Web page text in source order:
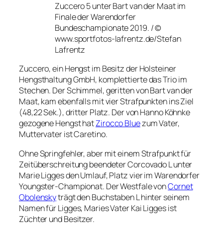
Zuccero 5 unter Bart van der Maat im
Finale der Warendorfer
Bundeschampionate 2019. / ©
www.sportfotos-lafrentz.de/Stefan
Lafrentz
Zuccero, ein Hengst im Besitz der Holsteiner
Hengsthaltung GmbH, komplettierte das Trio im
Stechen. Der Schimmel, geritten von Bart van der
Maat, kam ebenfalls mit vier Strafpunkten ins Ziel
(48,22 Sek.), dritter Platz. Der von Hanno Köhnke
gezogene Hengst hatZirocco Bluezum Vater,
Muttervater ist Caretino.
Ohne Springfehler, aber mit einem Strafpunkt für
Zeitüberschreitung beendeter Corcovado L unter
Marie Ligges den Umlauf, Platz vier im Warendorfer
Youngster-Championat. Der Westfale vonCornet
Obolenskyträgt den Buchstaben L hinter seinem
Namen für Ligges, Maries Vater Kai Ligges ist
Züchter und Besitzer.